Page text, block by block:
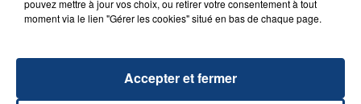
pouvez mettre à jour vos choix, ou retirer votre consentement à tout
moment via le lien "Gérer les cookies" situé en bas de chaque page.
Accepter et fermer